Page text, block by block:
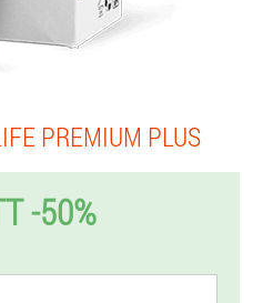
PREMIUM PLUS
-50%